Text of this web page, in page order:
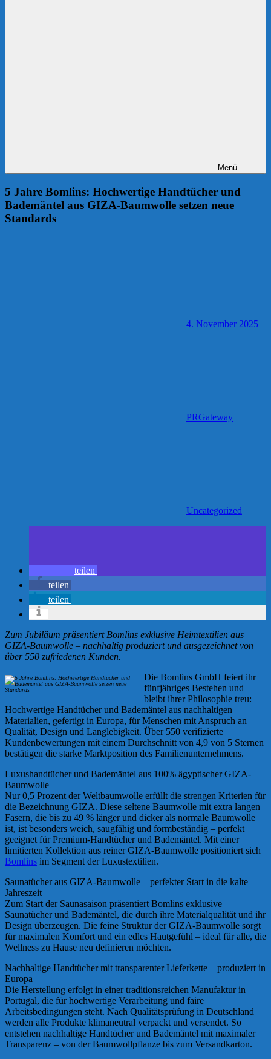
Menü
5 Jahre Bomlins: Hochwertige Handtücher und
Bademäntel aus GIZA-Baumwolle setzen neue
Standards
4. November 2025
PRGateway
Uncategorized
teilen
teilen
teilen
Zum Jubiläum präsentiert Bomlins exklusive Heimtextilien aus
GIZA-Baumwolle – nachhaltig produziert und ausgezeichnet von
über 550 zufriedenen Kunden.
Die Bomlins GmbH feiert ihr
fünfjähriges Bestehen und
bleibt ihrer Philosophie treu:
Hochwertige Handtücher und Bademäntel aus nachhaltigen
Materialien, gefertigt in Europa, für Menschen mit Anspruch an
Qualität, Design und Langlebigkeit. Über 550 verifizierte
Kundenbewertungen mit einem Durchschnitt von 4,9 von 5 Sternen
bestätigen die starke Marktposition des Familienunternehmens.
Luxushandtücher und Bademäntel aus 100% ägyptischer GIZA-
Baumwolle
Nur 0,5 Prozent der Weltbaumwolle erfüllt die strengen Kriterien für
die Bezeichnung GIZA. Diese seltene Baumwolle mit extra langen
Fasern, die bis zu 49 % länger und dicker als normale Baumwolle
ist, ist besonders weich, saugfähig und formbeständig – perfekt
geeignet für Premium-Handtücher und Bademäntel. Mit einer
limitierten Kollektion aus reiner GIZA-Baumwolle positioniert sich
Bomlins im Segment der Luxustextilien.
Saunatücher aus GIZA-Baumwolle – perfekter Start in die kalte
Jahreszeit
Zum Start der Saunasaison präsentiert Bomlins exklusive
Saunatücher und Bademäntel, die durch ihre Materialqualität und ihr
Design überzeugen. Die feine Struktur der GIZA-Baumwolle sorgt
für maximalen Komfort und ein edles Hautgefühl – ideal für alle, die
Wellness zu Hause neu definieren möchten.
Nachhaltige Handtücher mit transparenter Lieferkette – produziert in
Europa
Die Herstellung erfolgt in einer traditionsreichen Manufaktur in
Portugal, die für hochwertige Verarbeitung und faire
Arbeitsbedingungen steht. Nach Qualitätsprüfung in Deutschland
werden alle Produkte klimaneutral verpackt und versendet. So
entstehen nachhaltige Handtücher und Bademäntel mit maximaler
Transparenz – von der Baumwollpflanze bis zum Versandkarton.